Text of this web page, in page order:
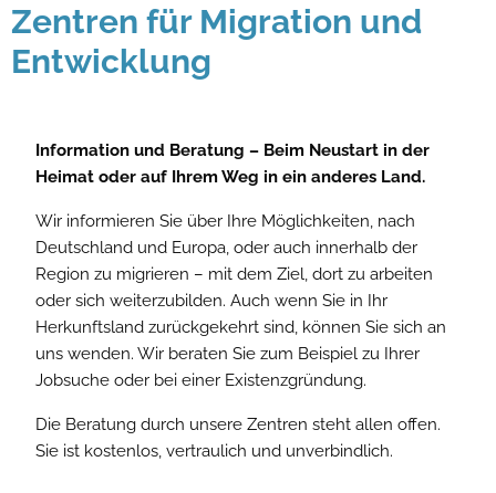
Zentren für Migration und
Entwicklung
Information und Beratung – Beim Neustart in der
Heimat oder auf Ihrem Weg in ein anderes Land.
Wir informieren Sie über Ihre Möglichkeiten, nach
Deutschland und Europa, oder auch innerhalb der
Region zu migrieren – mit dem Ziel, dort zu arbeiten
oder sich weiterzubilden. Auch wenn Sie in Ihr
Herkunftsland zurückgekehrt sind, können Sie sich an
uns wenden. Wir beraten Sie zum Beispiel zu Ihrer
Jobsuche oder bei einer Existenzgründung.
Die Beratung durch unsere Zentren steht allen offen.
Sie ist kostenlos, vertraulich und unverbindlich.